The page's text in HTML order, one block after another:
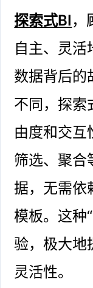
探索式BI ，
自主、灵
数据背后的
不同，探索
由度和交互
筛选、聚合
据，无需依
模板。这种
验，极大地
灵活性。